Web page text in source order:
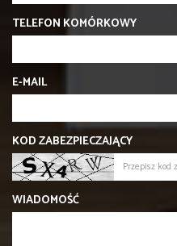
TELEFON KOMÓRKOWY
E-MAIL
KOD ZABEZPIECZAJĄCY
WIADOMOŚĆ